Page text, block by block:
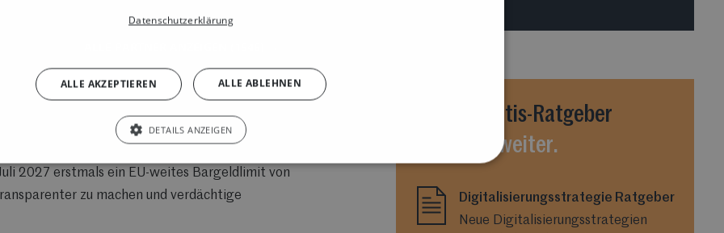
eine wichtige Rolle.
und illegale Finanzströme, da große Bargeldsummen
Union ein einheitliches Regelwerk zur
in den EU-Mitgliedstaaten unterschiedliche
für kriminelle Aktivitäten schuf.
2027 erstmals ein EU-weites Bargeldlimit von
zu machen und verdächtige
Gratis-Ratgeber
helfen Dir weiter.
Digitalisierungsstrategie Ratgeber
Neue Digitalisierungsstrategien
Datenschutzerklärung
ALLE AKZEPTIEREN ALLE ABLEHNEN
DETAILS ANZEIGEN